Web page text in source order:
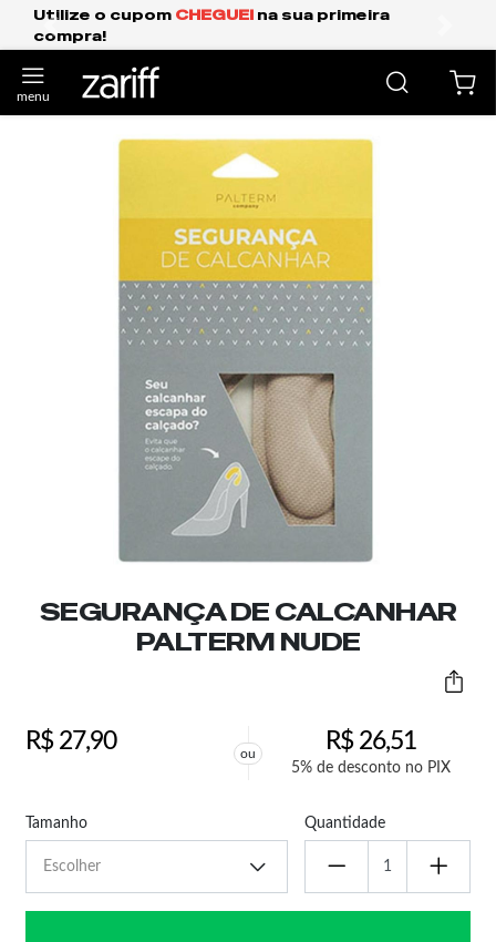
CHEGUEI na sua primeira Frete Grátis
anterior
SEGURANÇA DE CALCANHAR
PALTERM NUDE
R$27,90 ou R$26,51
5% de desconto no PIX
Tamanho Quantidade